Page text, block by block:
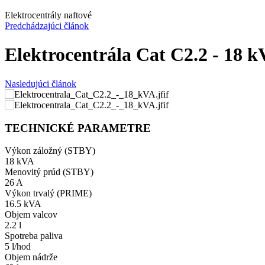
Elektrocentrály naftové
Predchádzajúci článok
Elektrocentrála Cat C2.2 - 18
Nasledujúci článok
TECHNICKÉ PARAMETRE
Výkon záložný (STBY)
18 kVA
Menovitý prúd (STBY)
26 A
Výkon trvalý (PRIME)
16.5 kVA
Objem valcov
2.2 l
Spotreba paliva
5 l/hod
Objem nádrže